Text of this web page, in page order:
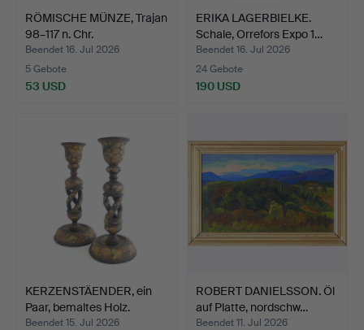
RÖMISCHE MÜNZE, Trajan
98–117 n. Chr.
Beendet 16. Jul 2026
5 Gebote
53 USD
ERIKA LAGERBIELKE.
Schale, Orrefors Expo 1…
Beendet 16. Jul 2026
24 Gebote
190 USD
KERZENSTÄENDER, ein
Paar, bemaltes Holz.
Beendet 15. Jul 2026
ROBERT DANIELSSON. Öl
auf Platte, nordschw…
Beendet 11. Jul 2026